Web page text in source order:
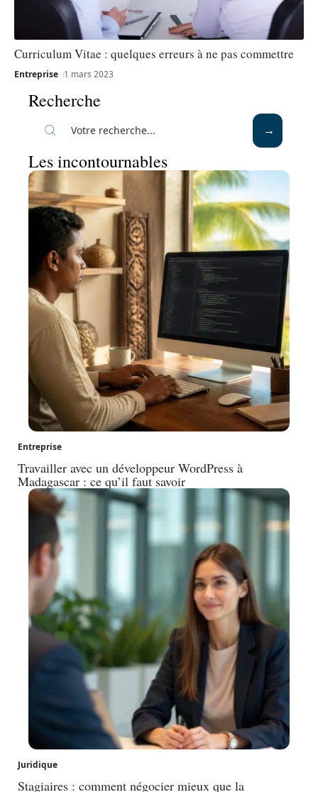
Curriculum Vitae : quelques erreurs à ne pas commettre
Entreprise 1 mars 2023
Recherche
Les incontournables
Entreprise
Travailler avec un développeur WordPress à
Madagascar : ce qu’il faut savoir
Juridique
Stagiaires : comment négocier mieux que la